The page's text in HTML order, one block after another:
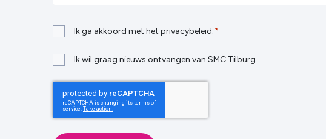
Privacybeleid*
Ik ga akkoord met het privacybeleid. *
Nieuwsbrief
Ik wil graag nieuws ontvangen van SMC Tilburg